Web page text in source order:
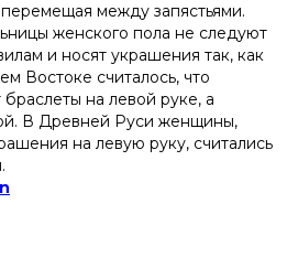
между запястьями.
женского пола не следуют
и носят украшения так, как
Востоке считалось, что
на левой руке, а
В Древней Руси женщины,
на левую руку, считались